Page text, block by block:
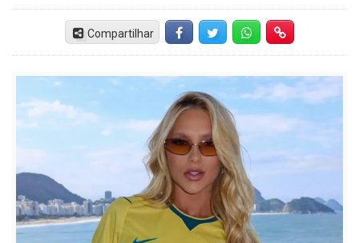
Compartilhar FacebookTwitter Whatsapp